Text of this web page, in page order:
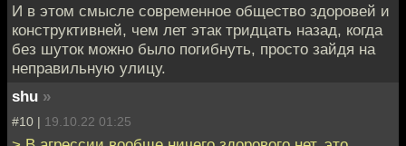
И в этом смысле современное общество здоровей и
конструктивней, чем лет этак тридцать назад, когда
без шуток можно было погибнуть, просто зайдя на
неправильную улицу.
shu »
#10 | 19.10.22 01:25